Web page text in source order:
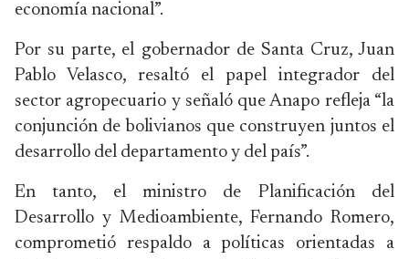
economía nacional”.
Por su parte, el gobernador de Santa Cruz, Juan
Pablo Velasco, resaltó el papel integrador del
sector agropecuario y señaló que Anapo refleja “la
conjunción de bolivianos que construyen juntos el
desarrollo del departamento y del país”.
En tanto, el ministro de Planificación del
Desarrollo y Medioambiente, Fernando Romero,
comprometió respaldo a políticas orientadas a